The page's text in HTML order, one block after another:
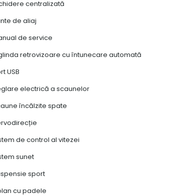
centralizată
de aliaj
de service
retrovizoare cu întunecare automată
USB
electrică a scaunelor
încălzite spate
de control al vitezei
sunet
sport
cu padele